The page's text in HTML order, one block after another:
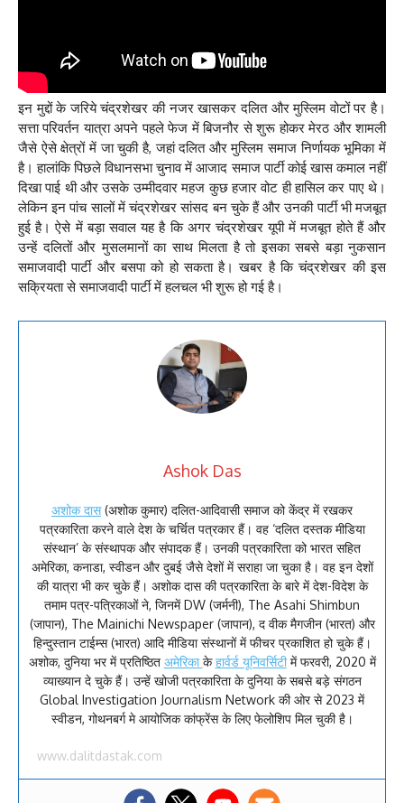
इन मुद्दों के जरिये चंद्रशेखर की नजर खासकर दलित और मुस्लिम वोटों पर है।
सत्ता परिवर्तन यात्रा अपने पहले फेज में बिजनौर से शुरू होकर मेरठ और शामली
जैसे ऐसे क्षेत्रों में जा चुकी है, जहां दलित और मुस्लिम समाज निर्णायक भूमिका में
है। हालांकि पिछले विधानसभा चुनाव में आजाद समाज पार्टी कोई खास कमाल नहीं
दिखा पाई थी और उसके उम्मीदवार महज कुछ हजार वोट ही हासिल कर पाए थे।
लेकिन इन पांच सालों में चंद्रशेखर सांसद बन चुके हैं और उनकी पार्टी भी मजबूत
हुई है। ऐसे में बड़ा सवाल यह है कि अगर चंद्रशेखर यूपी में मजबूत होते हैं और
उन्हें दलितों और मुसलमानों का साथ मिलता है तो इसका सबसे बड़ा नुकसान
समाजवादी पार्टी और बसपा को हो सकता है। खबर है कि चंद्रशेखर की इस
सक्रियता से समाजवादी पार्टी में हलचल भी शुरू हो गई है।
Ashok Das
अशोक दास(अशोक कुमार) दलित-आदिवासी समाज को केंद्र में रखकर
पत्रकारिता करने वाले देश के चर्चित पत्रकार हैं। वह ‘दलित दस्तक मीडिया
संस्थान’ के संस्थापक और संपादक हैं। उनकी पत्रकारिता को भारत सहित
अमेरिका, कनाडा, स्वीडन और दुबई जैसे देशों में सराहा जा चुका है। वह इन देशों
की यात्रा भी कर चुके हैं। अशोक दास की पत्रकारिता के बारे में देश-विदेश के
तमाम पत्र-पत्रिकाओं ने, जिनमें DW (जर्मनी), The Asahi Shimbun
(जापान), The Mainichi Newspaper (जापान), द वीक मैगजीन (भारत) और
हिन्दुस्तान टाईम्स (भारत) आदि मीडिया संस्थानों में फीचर प्रकाशित हो चुके हैं।
अशोक, दुनिया भर में प्रतिष्ठित अमेरिकाकेहार्वर्ड यूनिवर्सिटीमें फरवरी, 2020 में
व्याख्यान दे चुके हैं। उन्हें खोजी पत्रकारिता के दुनिया के सबसे बड़े संगठन
Global Investigation Journalism Network की ओर से 2023 में
स्वीडन, गोथनबर्ग मे आयोजिक कांफ्रेंस के लिए फेलोशिप मिल चुकी है।
www.dalitdastak.com